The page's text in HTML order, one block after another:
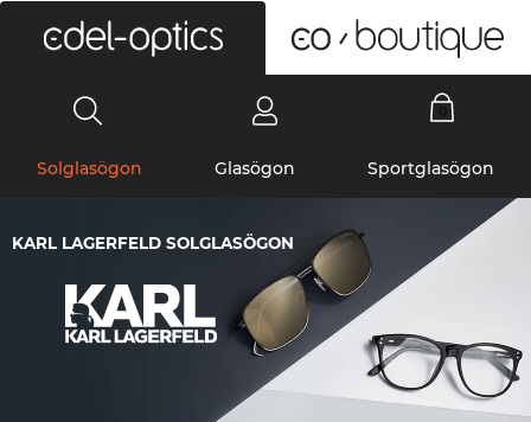
Solglasögon Glasögon Sportglasögon
KARL LAGERFELD SOLGLASÖGON